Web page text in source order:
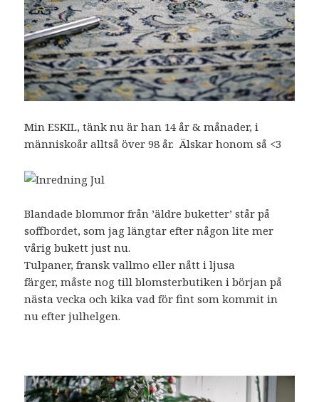
Min ESKIL, tänk nu är han 14 år & månader, i
människoår alltså över 98 år. Älskar honom så <3
Blandade blommor från ’äldre buketter’ står på
soffbordet, som jag längtar efter någon lite mer
vårig bukett just nu.
Tulpaner, fransk vallmo eller nått i ljusa
färger, måste nog till blomsterbutiken i början på
nästa vecka och kika vad för fint som kommit in
nu efter julhelgen.